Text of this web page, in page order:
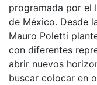
programada por el
de México. Desde
Mauro Poletti
con diferentes
abrir nuevos
buscar colocar en